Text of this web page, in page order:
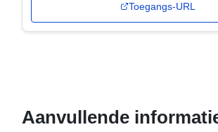
Toegangs-URL
Aanvullende